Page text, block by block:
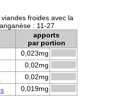
froides avec la
: 11-27
apports
par portion
0,023mg
0,02mg
0,02mg
0,019mg